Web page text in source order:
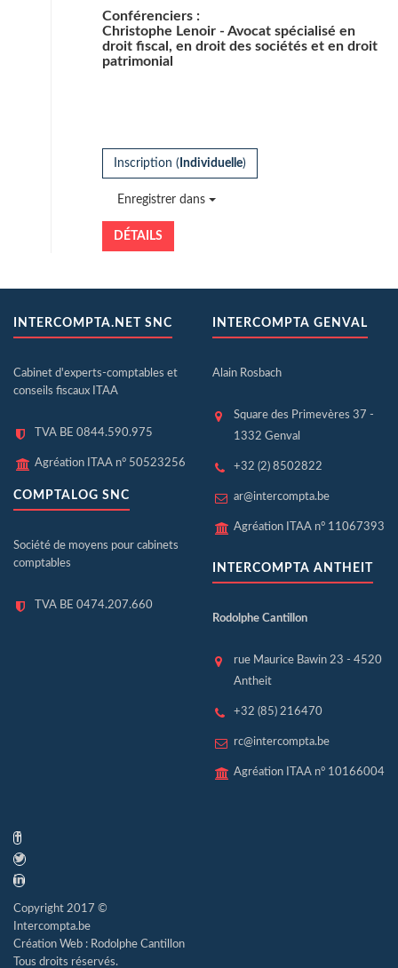
Conférenciers :
Christophe Lenoir - Avocat spécialisé en
droit fiscal, en droit des sociétés et en droit
patrimonial
Inscription ( Individuelle)
Enregistrer dans
DÉTAILS
INTERCOMPTA.NET SNC
Cabinet d'experts-comptables et
conseils fiscaux ITAA
TVA BE 0844.590.975
Agréation ITAA n° 50523256
COMPTALOG SNC
Société de moyens pour cabinets
comptables
TVA BE 0474.207.660
INTERCOMPTA GENVAL
Alain Rosbach
Square des Primevères 37 -
1332 Genval
+32 (2) 8502822
ar@intercompta.be
Agréation ITAA n° 11067393
INTERCOMPTA ANTHEIT
Rodolphe Cantillon
rue Maurice Bawin 23 - 4520
Antheit
+32 (85) 216470
rc@intercompta.be
Agréation ITAA n° 10166004
Copyright 2017 ©
Intercompta.be
Création Web : Rodolphe Cantillon
Tous droits réservés.